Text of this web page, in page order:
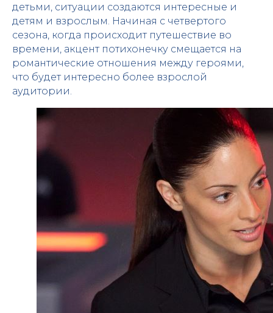
детьми, ситуации создаются интересные и
детям и взрослым. Начиная с четвертого
сезона, когда происходит путешествие во
времени, акцент потихонечку смещается на
романтические отношения между героями,
что будет интересно более взрослой
аудитории.